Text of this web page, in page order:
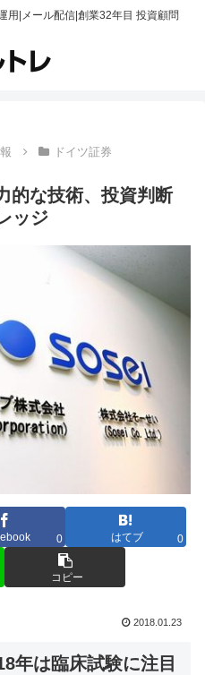
用|メール配信|創業32年目 投資顧問
ドイツ証券
的な技術、投資判断
ッジ
0 はてブ 0
コピー
2018.01.23
年は臨床試験に注目